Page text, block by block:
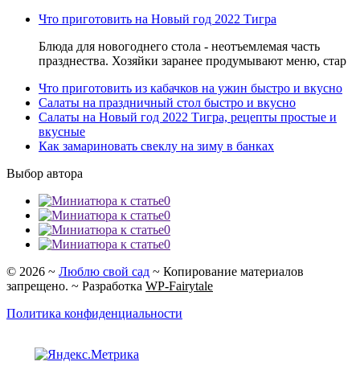
Что приготовить на Новый год 2022 Тигра
Блюда для новогоднего стола - неотъемлемая часть
празднества. Хозяйки заранее продумывают меню, стар
Что приготовить из кабачков на ужин быстро и вкусно
Салаты на праздничный стол быстро и вкусно
Салаты на Новый год 2022 Тигра, рецепты простые и
вкусные
Как замариновать свеклу на зиму в банках
Выбор автора
0
0
0
0
© 2026 ~ Люблю свой сад ~ Копирование материалов
запрещено. ~ Разработка WP-Fairytale
Политика конфиденциальности